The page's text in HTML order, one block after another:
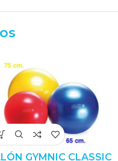
GYMNIC CLASSIC